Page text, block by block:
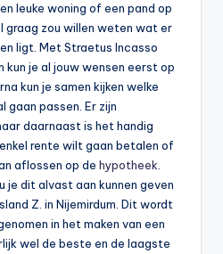
leuke woning of een pand op
graag zou willen weten wat er
ligt. Met Straetus Incasso
kun je al jouw wensen eerst op
kun je samen kijken welke
gaan passen. Er zijn
daarnaast is het handig
rente wilt gaan betalen of
aflossen op de hypotheek
je dit alvast aan kunnen geven
Z. in Nijemirdum. Dit wordt
in het maken van een
wel de beste en de laagste